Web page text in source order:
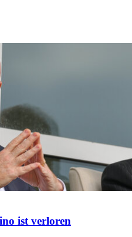
ist verloren